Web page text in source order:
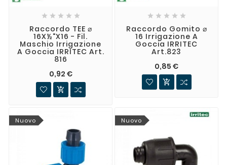
    
Raccordo TEE ⌀
16X½"X16 - Fil.
Maschio Irrigazione
A Goccia IRRITEC Art.
816
0,92 €

    
Raccordo Gomito ⌀
16 Irrigazione A
Goccia IRRITEC
Art.823
0,85 €

Nuovo Nuovo